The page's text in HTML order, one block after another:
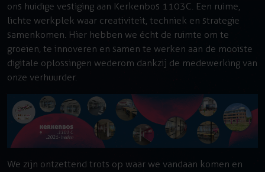
ons huidige vestiging aan Kerkenbos 1103C. Een ruime,
lichte werkplek waar creativiteit, techniek en strategie
samenkomen. Hier hebben we écht de ruimte om te
groeien, te innoveren en samen te werken aan de mooiste
digitale oplossingen wederom dankzij de medewerking van
onze verhuurder.
We zijn ontzettend trots op waar we vandaan komen en